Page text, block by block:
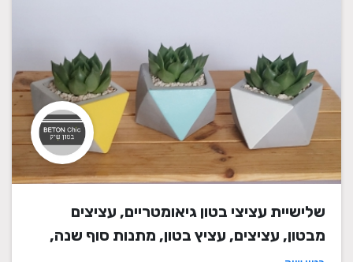
שלישיית עציצי בטון גיאומטריים, עציצים
מבטון, עציצים, עציץ בטון, מתנות סוף שנה,